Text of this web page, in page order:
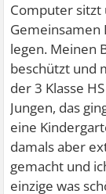
Computer sitzt
Gemeinsamen
legen. Meinen
beschützt und
der 3 Klasse
Jungen, das
eine
damals aber
gemacht und
einzige was